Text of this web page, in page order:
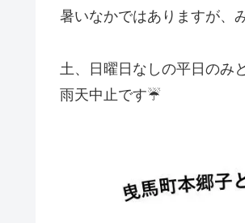
暑いなかではありますが、
土、日曜日なしの平日のみ
雨天中止です☔️